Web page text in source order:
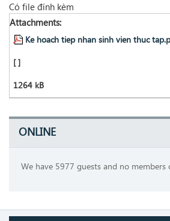
Có file đính kèm
Attachments:
Ke hoach tiep nhan sinh vien thuc
[ ]
1264 kB
ONLINE
We have 5977 guests and no members